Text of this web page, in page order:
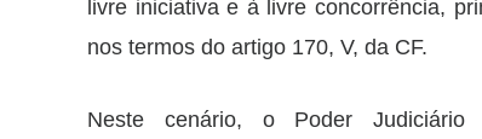
livre iniciativa e à livre concorrência,
nos termos do artigo 170, V, da CF.
Neste cenário, o Poder